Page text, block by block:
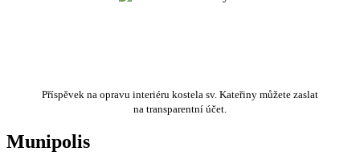
Příspěvek na opravu interiéru kostela sv. Kateřiny můžete zaslat
na transparentní účet.
Munipolis